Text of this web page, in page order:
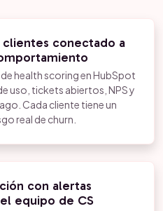
conectado a
health scoring en HubSpot
uso, tickets abiertos, NPS y
Cada cliente tiene un
real de churn.
con alertas
equipo de CS